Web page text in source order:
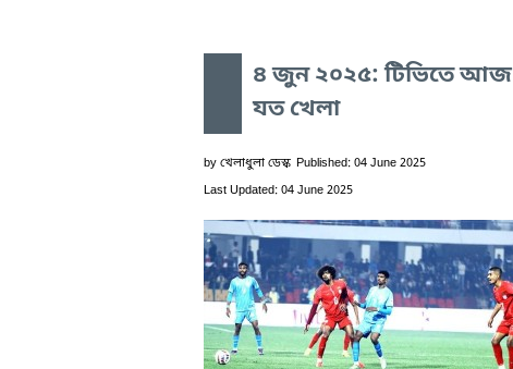
৪ জুন ২০২৫: টিভিতে আজ
যত খেলা
by খেলাধুলা ডেস্ক Published: 04 June 2025
Last Updated: 04 June 2025